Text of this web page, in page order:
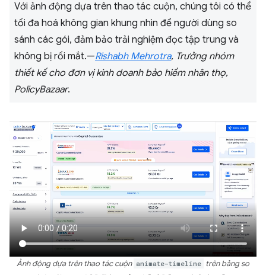
Với ảnh động dựa trên thao tác cuộn, chúng tôi có thể
tối đa hoá không gian khung nhìn để người dùng so
sánh các gói, đảm bảo trải nghiệm đọc tập trung và
không bị rối mắt.—Rishabh Mehrotra, Trưởng nhóm
thiết kế cho đơn vị kinh doanh bảo hiểm nhân thọ,
PolicyBazaar.
Ảnh động dựa trên thao tác cuộn animate-timeline trên bảng so